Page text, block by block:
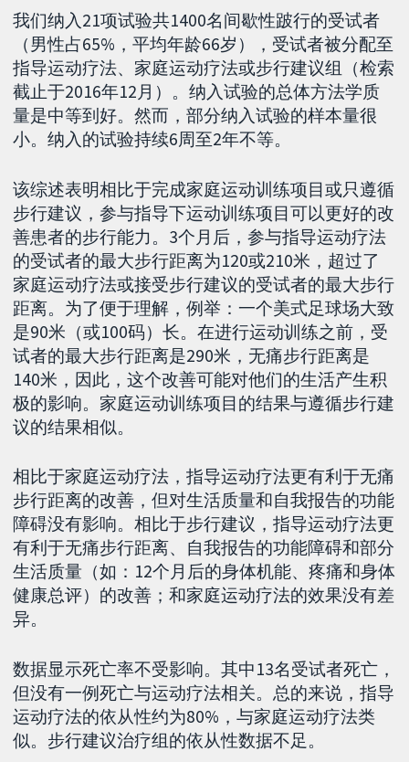
我们纳入21项试验共1400名间歇性跛行的受试者
（男性占65%，平均年龄66岁），受试者被分配至
指导运动疗法、家庭运动疗法或步行建议组（检索
截止于2016年12月）。纳入试验的总体方法学质
量是中等到好。然而，部分纳入试验的样本量很
小。纳入的试验持续6周至2年不等。
该综述表明相比于完成家庭运动训练项目或只遵循
步行建议，参与指导下运动训练项目可以更好的改
善患者的步行能力。3个月后，参与指导运动疗法
的受试者的最大步行距离为120或210米，超过了
家庭运动疗法或接受步行建议的受试者的最大步行
距离。为了便于理解，例举：一个美式足球场大致
是90米（或100码）长。在进行运动训练之前，受
试者的最大步行距离是290米，无痛步行距离是
140米，因此，这个改善可能对他们的生活产生积
极的影响。家庭运动训练项目的结果与遵循步行建
议的结果相似。
相比于家庭运动疗法，指导运动疗法更有利于无痛
步行距离的改善，但对生活质量和自我报告的功能
障碍没有影响。相比于步行建议，指导运动疗法更
有利于无痛步行距离、自我报告的功能障碍和部分
生活质量（如：12个月后的身体机能、疼痛和身体
健康总评）的改善；和家庭运动疗法的效果没有差
异。
数据显示死亡率不受影响。其中13名受试者死亡，
但没有一例死亡与运动疗法相关。总的来说，指导
运动疗法的依从性约为80%，与家庭运动疗法类
似。步行建议治疗组的依从性数据不足。